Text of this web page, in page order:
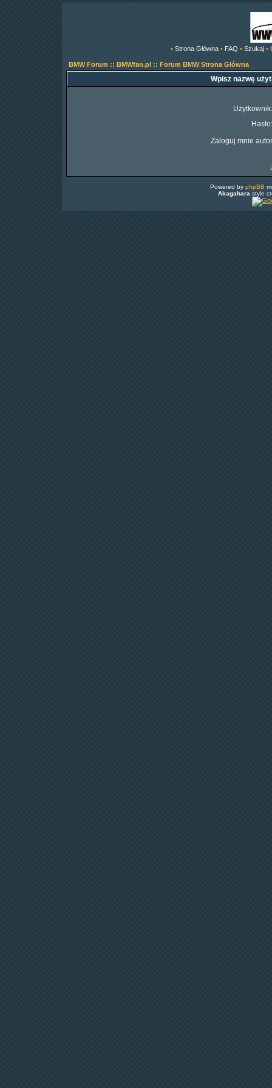
• Strona Główna • FAQ • Szukaj •
BMW Forum :: BMWfan.pl :: Forum BMW Strona Główna
Wpisz nazwę
Użytkownik:
Hasło:
Zaloguj mnie
Powered by phpBB
Akagahara style